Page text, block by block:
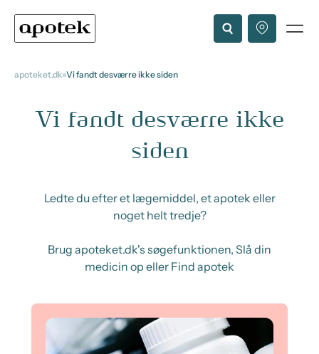
apoteket.dk Vi fandt desværre ikke siden
Vi fandt desværre ikke
siden
Ledte du efter et lægemiddel, et apotek eller
noget helt tredje?
Brug apoteket.dk's søgefunktionen, Slå din
medicin op eller Find apotek